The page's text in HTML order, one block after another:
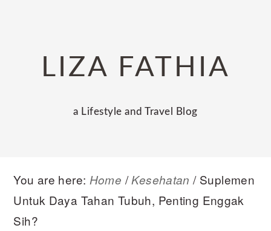
navigationLIZA FATHIA
a Lifestyle and Travel Blog
You are here: Home / Kesehatan /Suplemen
Untuk Daya Tahan Tubuh, Penting Enggak
Sih?